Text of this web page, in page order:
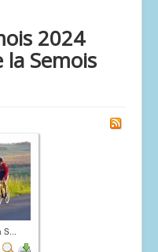
2024
la Semois
S...